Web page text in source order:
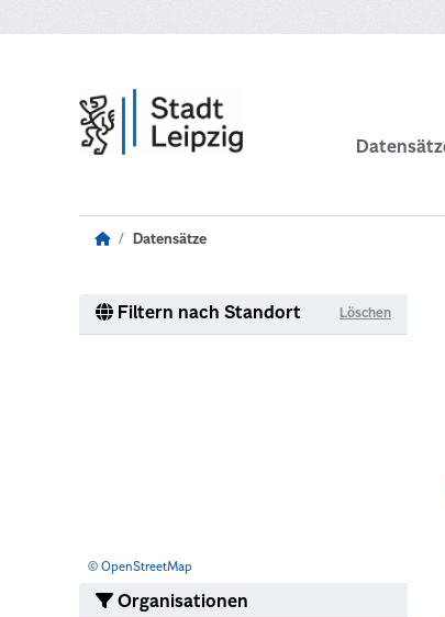
Datensätze
Filtern nach Standort Löschen
© OpenStreetMap
Organisationen